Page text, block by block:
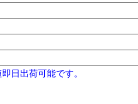
日出荷可能です。